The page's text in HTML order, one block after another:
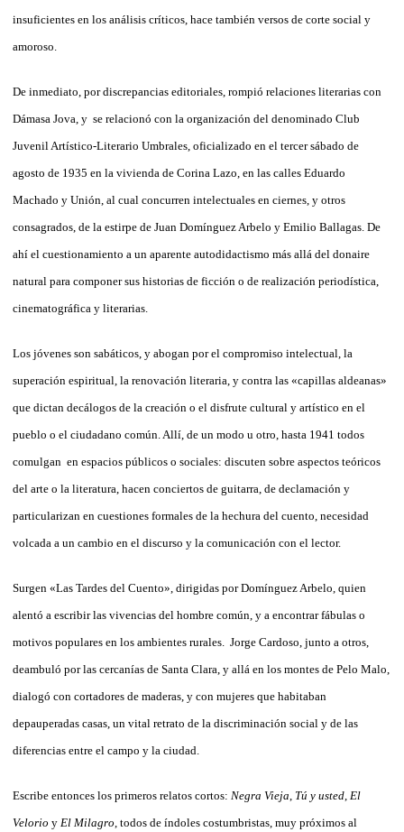
insuficientes en los análisis críticos, hace también versos de corte social y
amoroso.
De inmediato, por discrepancias editoriales, rompió relaciones literarias con
Dámasa Jova, y se relacionó con la organización del denominado Club
Juvenil Artístico-Literario Umbrales, oficializado en el tercer sábado de
agosto de 1935 en la vivienda de Corina Lazo, en las calles Eduardo
Machado y Unión, al cual concurren intelectuales en ciernes, y otros
consagrados, de la estirpe de Juan Domínguez Arbelo y Emilio Ballagas. De
ahí el cuestionamiento a un aparente autodidactismo más allá del donaire
natural para componer sus historias de ficción o de realización periodística,
cinematográfica y literarias.
Los jóvenes son sabáticos, y abogan por el compromiso intelectual, la
superación espiritual, la renovación literaria, y contra las «capillas aldeanas»
que dictan decálogos de la creación o el disfrute cultural y artístico en el
pueblo o el ciudadano común. Allí, de un modo u otro, hasta 1941 todos
comulgan en espacios públicos o sociales: discuten sobre aspectos teóricos
del arte o la literatura, hacen conciertos de guitarra, de declamación y
particularizan en cuestiones formales de la hechura del cuento, necesidad
volcada a un cambio en el discurso y la comunicación con el lector.
Surgen «Las Tardes del Cuento», dirigidas por Domínguez Arbelo, quien
alentó a escribir las vivencias del hombre común, y a encontrar fábulas o
motivos populares en los ambientes rurales. Jorge Cardoso, junto a otros,
deambuló por las cercanías de Santa Clara, y allá en los montes de Pelo Malo,
dialogó con cortadores de maderas, y con mujeres que habitaban
depauperadas casas, un vital retrato de la discriminación social y de las
diferencias entre el campo y la ciudad.
Escribe entonces los primeros relatos cortos: Negra Vieja Tú y usted El
Velorio y El Milagro , todos de índoles costumbristas, muy próximos al